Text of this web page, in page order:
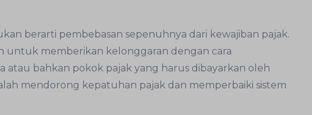
berarti pembebasan sepenuhnya dari kewajiban pajak.
untuk memberikan kelonggaran dengan cara
atau bahkan pokok pajak yang harus dibayarkan oleh
mendorong kepatuhan pajak dan memperbaiki sistem